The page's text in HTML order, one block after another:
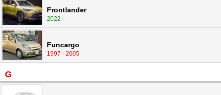
Frontlander
2022 -
Funcargo
1997 - 2005
G